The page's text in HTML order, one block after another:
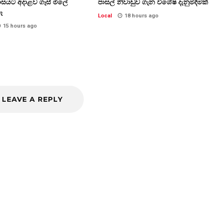
අදාළව ගෑස් මිලේ
15 hours ago
පාසල් නිවාඩුව ගැන විශේෂ දැනුම්දීමක්
Local 18 hours ago
LEAVE A REPLY